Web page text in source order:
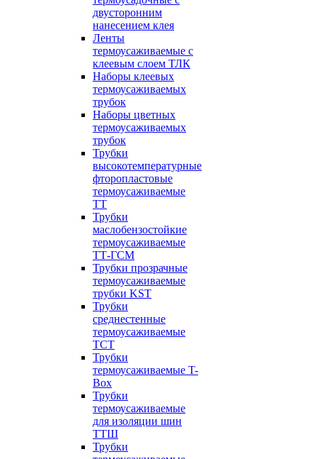
двусторонним
нанесением клея
Ленты
термоусаживаемые с
клеевым слоем ТЛК
Наборы клеевых
термоусаживаемых
трубок
Наборы цветных
термоусаживаемых
трубок
Трубки
высокотемпературные
фторопластовые
термоусаживаемые
ТТ
Трубки
маслобензостойкие
термоусаживаемые
ТТ-ГСМ
Трубки прозрачные
термоусаживаемые
трубки KST
Трубки
среднестенные
термоусаживаемые
ТСТ
Трубки
термоусаживаемые T-
Box
Трубки
термоусаживаемые
для изоляции шин
ТТШ
Трубки